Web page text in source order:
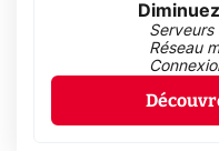
Serveurs
Réseau